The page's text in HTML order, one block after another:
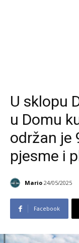
U sklopu
u Domu
održan je
pjesme i
Mario 24/05/2025
Facebook